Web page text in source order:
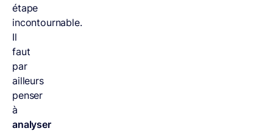
étape
incontournable.
Il
faut
par
ailleurs
penser
à
analyser